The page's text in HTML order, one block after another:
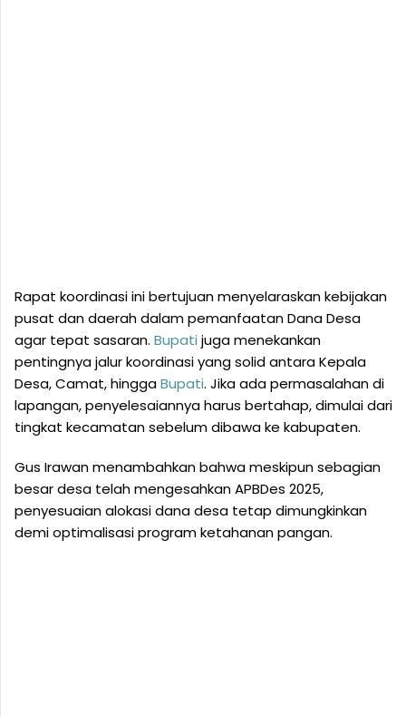
Rapat koordinasi ini bertujuan menyelaraskan kebijakan
pusat dan daerah dalam pemanfaatan Dana Desa
agar tepat sasaran. Bupati juga menekankan
pentingnya jalur koordinasi yang solid antara Kepala
Desa, Camat, hinggaBupati. Jika ada permasalahan di
lapangan, penyelesaiannya harus bertahap, dimulai dari
tingkat kecamatan sebelum dibawa ke kabupaten.
Gus Irawan menambahkan bahwa meskipun sebagian
besar desa telah mengesahkan APBDes 2025,
penyesuaian alokasi dana desa tetap dimungkinkan
demi optimalisasi program ketahanan pangan.